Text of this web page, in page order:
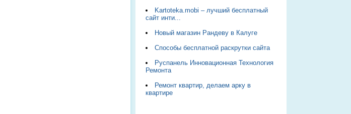
Kartoteka.mobi – лучший бесплатный
сайт инти...
Новый магазин Рандеву в Калуге
Способы бесплатной раскрутки сайта
Руспанель Инновационная Технология
Ремонта
Ремонт квартир, делаем арку в
квартире